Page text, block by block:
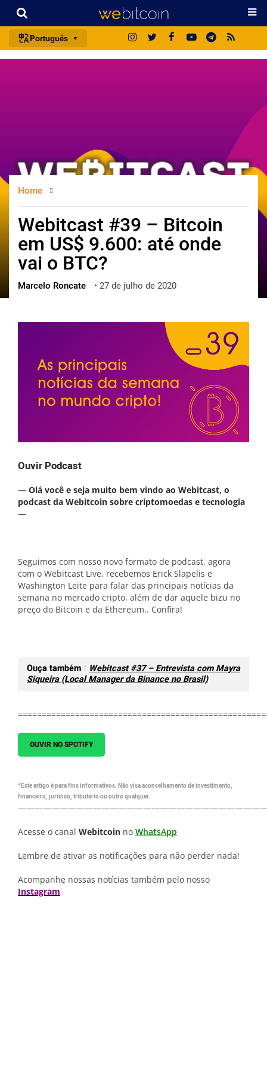
Português
日本語
中文
한국어
العربية
ไทย
ქართული
vietnamese
Home
Webitcast #39 – Bitcoin
em US$ 9.600: até onde
vai o BTC?
Marcelo Roncate • 27 de julho de 2020
Ouvir Podcast
— Olá você e seja muito bem vindo ao Webitcast, o
podcast da Webitcoin sobre criptomoedas e tecnologia
—
Seguimos com nosso novo formato de podcast, agora
com o Webitcast Live, recebemos Erick Slapelis e
Washington Leite para falar das principais notícias da
semana no mercado cripto, além de dar aquele bizu no
preço do Bitcoin e da Ethereum.. Confira!
Ouça também : Webitcast #37 – Entrevista com Mayra
Siqueira (Local Manager da Binance no Brasil)
OUVIR NO SPOTIFY
*Este artigo é para fins informativos. Não visa aconselhamento de investimento,
financeiro, jurídico, tributário ou outro qualquer.
Acesse o canal Webitcoin no WhatsApp
Lembre de ativar as notificações para não perder nada!
Acompanhe nossas notícias também pelo nosso
Instagram